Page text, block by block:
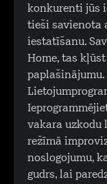
konkurenti jūs
tieši savienota
iestatīšanu.
Home, tas
paplašinājumu.
vakara uzkodu
režīmā
noslogojumu,
gudrs, lai